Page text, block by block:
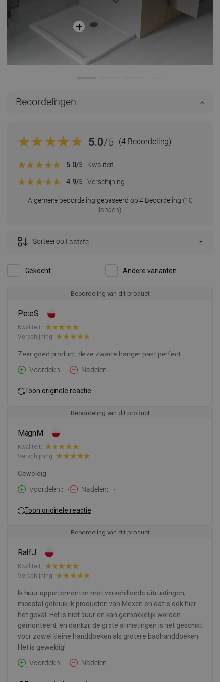
Beoordelingen
5.0/5 (4 Beoordeling)
Algemene beoordeling gebaseerd op 4 Beoordeling (10
landen)
5.0/5 Kwaliteit
4.9/5 Verschijning
Gekocht Andere varianten
Sorteer op:Laatste
Beoordeling van dit product
PeteS
Kwaliteit:
Verschijning:
Zeer goed product, deze zwarte hanger past perfect.
Voordelen:
- Nadelen: -
Toon originele reactie
Beoordeling van dit product
MagnM
Kwaliteit:
Verschijning:
Geweldig
Voordelen:
- Nadelen: -
Toon originele reactie
Beoordeling van dit product
RaffJ
Kwaliteit:
Verschijning:
Ik huur appartementen met verschillende uitrustingen,
meestal gebruik ik producten van Mexen en dat is ook hier
het geval. Het is niet duur en kan gemakkelijk worden
gemonteerd, en dankzij de grote afmetingen is het geschikt
voor zowel kleine handdoeken als grotere badhanddoeken.
Het is geweldig!
Voordelen:
- Nadelen: -